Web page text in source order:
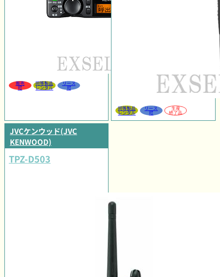
販売
可
同等製品
レンタル
リース
可
同等製品
レンタル
リース
可
生産
終了品
JVCケンウッド(JVC
KENWOOD)
TPZ-D503